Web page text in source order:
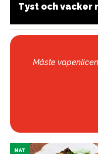
Tyst och vacker
Måste
MAT